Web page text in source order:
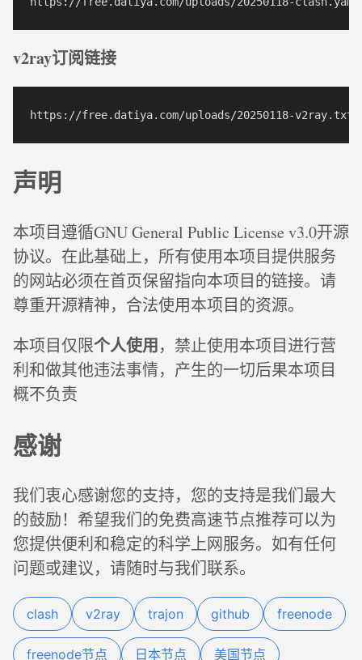
v2ray订阅链接
声明
本项目遵循GNU General Public License v3.0开源
协议。在此基础上，所有使用本项目提供服务
的网站必须在首页保留指向本项目的链接。请
尊重开源精神，合法使用本项目的资源。
本项目仅限个人使用，禁止使用本项目进行营
利和做其他违法事情，产生的一切后果本项目
概不负责
感谢
我们衷心感谢您的支持，您的支持是我们最大
的鼓励！希望我们的免费高速节点推荐可以为
您提供便利和稳定的科学上网服务。如有任何
问题或建议，请随时与我们联系。
clash v2ray trajon github freenode
freenode节点 日本节点 美国节点